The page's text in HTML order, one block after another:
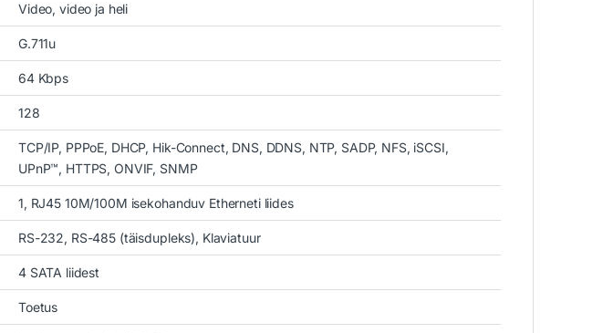
Video, video ja heli
G.711u
64 Kbps
128
TCP/IP, PPPoE, DHCP, Hik-Connect, DNS, DDNS, NTP, SADP, NFS, iSCSI,
UPnP™, HTTPS, ONVIF, SNMP
1, RJ45 10M/100M isekohanduv Etherneti liides
RS-232, RS-485 (täisdupleks), Klaviatuur
4 SATA liidest
Toetus